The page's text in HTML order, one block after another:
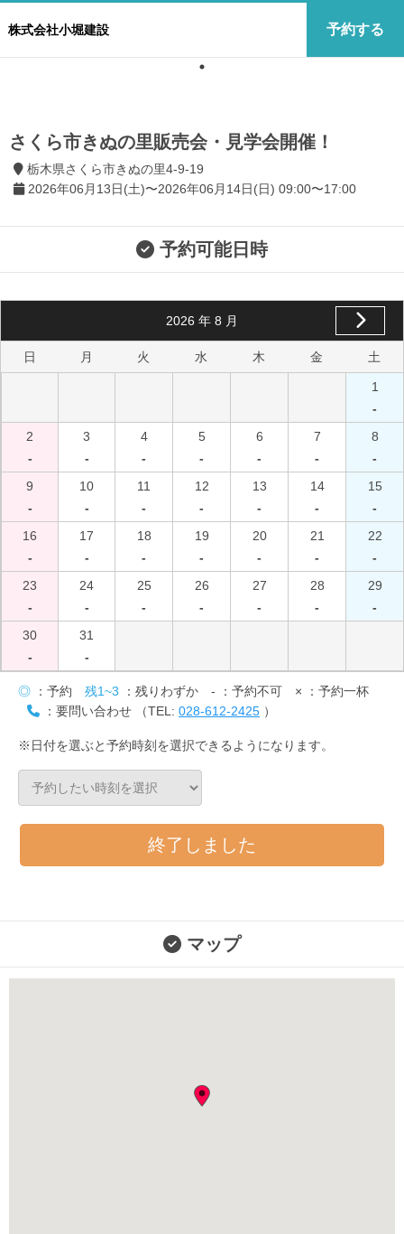
株式会社小堀建設 予約する
さくら市きぬの里販売会・見学会開催！
栃木県さくら市きぬの里4-9-19
2026年06月13日(土)〜2026年06月14日(日) 09:00〜17:00
予約可能日時
2026 年 8 月
日 月 火 水 木 金 土
1
-
2
-
3
-
4
-
5
-
6
-
7
-
8
-
9
-
10
-
11
-
12
-
13
-
14
-
15
-
16
-
17
-
18
-
19
-
20
-
21
-
22
-
23
-
24
-
25
-
26
-
27
-
28
-
29
-
30
-
31
-
◎ ：予約 残1~3 ：残りわずか - ：予約不可 × ：予約一杯
：要問い合わせ （TEL: 028-612-2425 ）
※日付を選ぶと予約時刻を選択できるようになります。
終了しました
マップ